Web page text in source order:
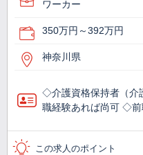
ワーカー
350万円～392万円
神奈川県
◇介護資格保持者（介
職経験あれば尚可 ◇
この求人のポイント